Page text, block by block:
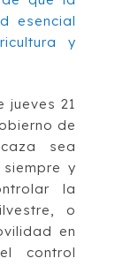
jueves 21
de
sea
y
la
o
en
control